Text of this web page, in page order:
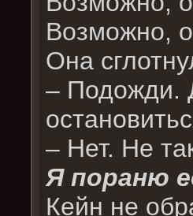
Возможно,
Она
– Подожди.
– Нет. Не
Я пораню
Кейн не